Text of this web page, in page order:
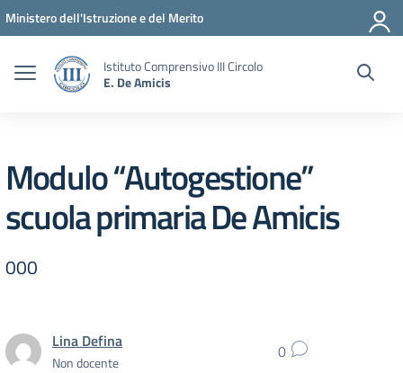
Vai ai contenuti
Vai al menu di navigazione
Vai al footer
Ministero dell'Istruzione e del Merito
Istituto Comprensivo III Circolo
E. De Amicis
Modulo “Autogestione”
scuola primaria De Amicis
000
Lina Defina
Non docente 0